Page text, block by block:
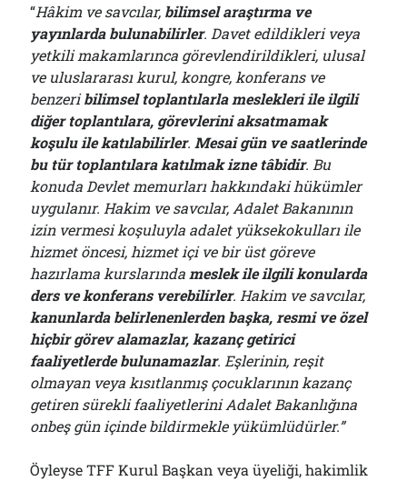
“Hâkim ve savcılar, bilimsel araştırma ve
yayınlarda bulunabilirler. Davet edildikleri veya
yetkili makamlarınca görevlendirildikleri, ulusal
ve uluslararası kurul, kongre, konferans ve
benzeribilimsel toplantılarla meslekleri ile ilgili
diğer toplantılara, görevlerini aksatmamak
koşulu ile katılabilirler. Mesai gün ve saatlerinde
bu tür toplantılara katılmak izne tâbidir. Bu
konuda Devlet memurları hakkındaki hükümler
uygulanır. Hakim ve savcılar, Adalet Bakanının
izin vermesi koşuluyla adalet yüksekokulları ile
hizmet öncesi, hizmet içi ve bir üst göreve
hazırlama kurslarındameslek ile ilgili konularda
ders ve konferans verebilirler. Hakim ve savcılar,
kanunlarda belirlenenlerden başka, resmi ve özel
hiçbir görev alamazlar, kazanç getirici
faaliyetlerde bulunamazlar. Eşlerinin, reşit
olmayan veya kısıtlanmış çocuklarının kazanç
getiren sürekli faaliyetlerini Adalet Bakanlığına
onbeş gün içinde bildirmekle yükümlüdürler.”
Öyleyse TFF Kurul Başkan veya üyeliği, hakimlik